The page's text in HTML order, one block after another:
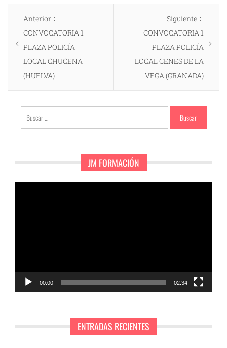
Navegación
entradas
Anterior
anterior:
CONVOCATORIA 1
PLAZA POLICÍA
LOCAL CHUCENA
(HUELVA)
Siguiente
CONVOCATORIA 1
PLAZA POLICÍA
LOCAL CENES DE LA
VEGA (GRANADA)
Buscar:
JM FORMACIÓN
00:00 02:34
ENTRADAS RECIENTES